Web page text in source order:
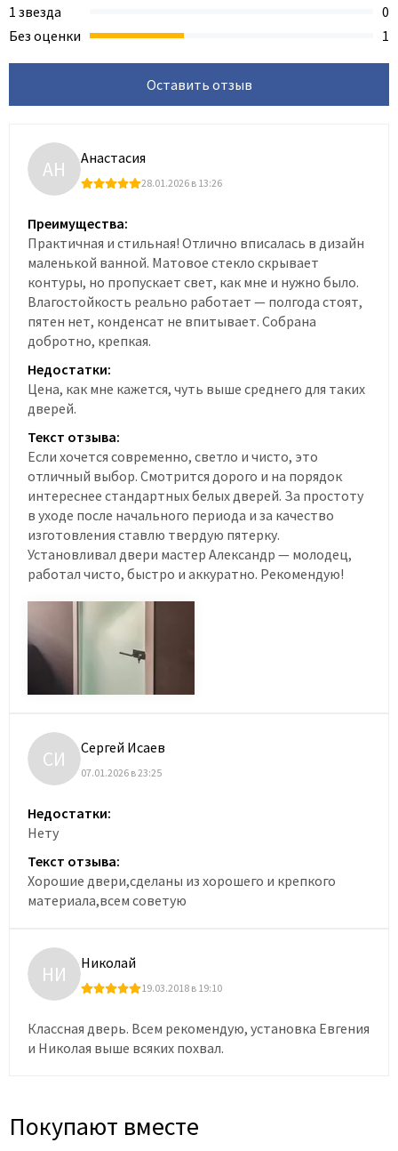
АН Анастасия
28.01.2026 в 13:26
Преимущества:
Практичная и стильная! Отлично вписалась в дизайн
маленькой ванной. Матовое стекло скрывает
контуры, но пропускает свет, как мне и нужно было.
Влагостойкость реально работает — полгода стоят,
пятен нет, конденсат не впитывает. Собрана
добротно, крепкая.
Недостатки:
Цена, как мне кажется, чуть выше среднего для таких
дверей.
Текст отзыва:
Если хочется современно, светло и чисто, это
отличный выбор. Смотрится дорого и на порядок
интереснее стандартных белых дверей. За простоту
в уходе после начального периода и за качество
изготовления ставлю твердую пятерку.
Установливал двери мастер Александр — молодец,
работал чисто, быстро и аккуратно. Рекомендую!
СИ Сергей Исаев
07.01.2026 в 23:25
Недостатки:
Нету
Текст отзыва:
Хорошие двери,сделаны из хорошего и крепкого
материала,всем советую
НИ Николай
19.03.2018 в 19:10
Классная дверь. Всем рекомендую, установка Евгения
и Николая выше всяких похвал.
1 звезда
0
Без оценки
1
Оставить отзыв
Покупают вместе